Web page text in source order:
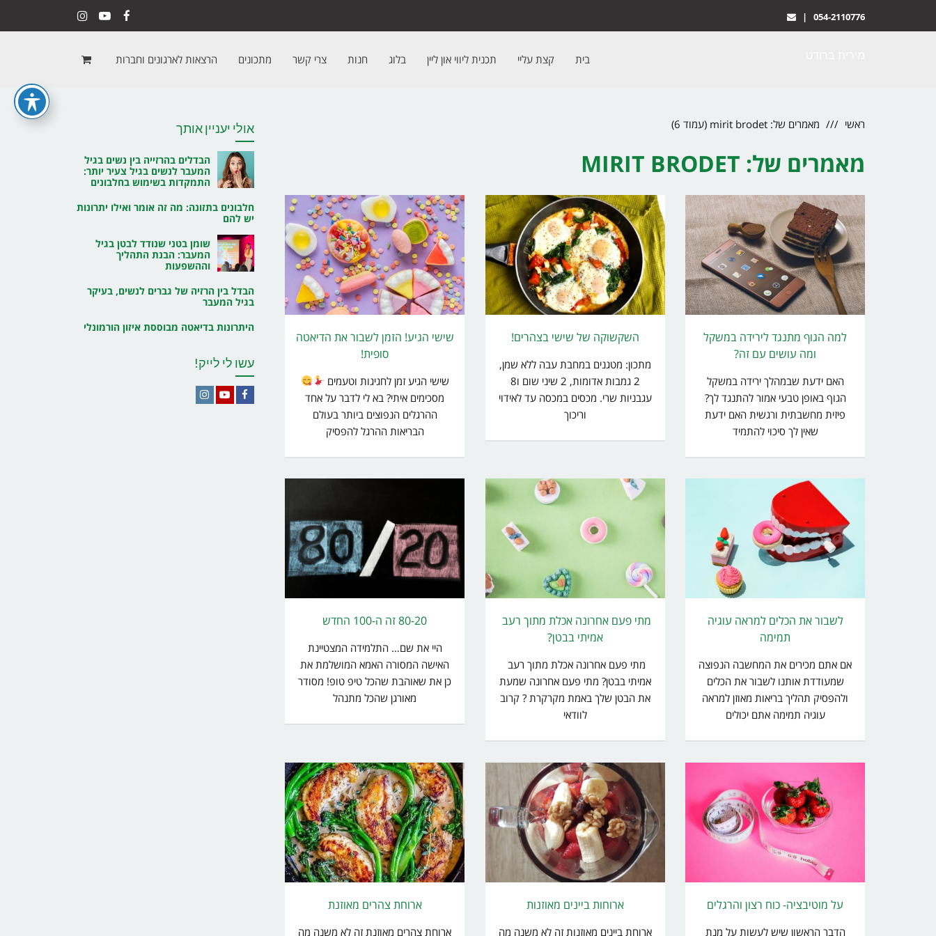
054-2110776
|
בית קצת עליי תכנית ליווי און ליין בלוג חנות צרי קשר מתכונים הרצאות לארגונים וחברות
ראשי מאמרים של: mirit brodet (עמוד 6)
מאמרים של: MIRIT BRODET
למה הגוף מתנגד לירידה במשקל
ומה עושים עם זה?
האם ידעת שבמהלך ירידה במשקל
הגוף באופן טבעי אמור להתנגד לך?
פיזית מחשבתית ורגשית האם ידעת
שאין לך סיכוי להתמיד
השקשוקה של שישי בצהרים!
מתכון: מטגנים במחבת עבה ללא שמן,
2 גמבות אדומות, 2 שיני שום ו8
עגבניות שרי. מכסים במכסה עד לאידוי
וריכוך
שישי הגיע! הזמן לשבור את הדיאטה
סופית!
שישי הגיע זמן לחגיגות וטעמים
מסכימים איתי? בא לי לדבר על אחד
ההרגלים הנפוצים ביותר בעולם
הבריאות ההרגל להפסיק
לשבור את הכלים למראה עוגיה
תמימה
אם אתם מכירים את המחשבה הנפוצה
שמעודדת אותנו לשבור את הכלים
ולהפסיק תהליך בריאות מאוזן למראה
עוגיה תמימה אתם יכולים
מתי פעם אחרונה אכלת מתוך רעב
אמיתי בבטן?
מתי פעם אחרונה אכלת מתוך רעב
אמיתי בבטן? מתי פעם אחרונה שמעת
את הבטן שלך באמת מקרקרת ? קרוב
לוודאי
80-20 זה ה-100 החדש
היי את שם… התלמידה המצטיינת
האישה המסורה האמא המושלמת את
כן את שאוהבת שהכל טיפ טופ! מסודר
מאורגן שהכל מתנהל
על מוטיבציה- כוח רצון והרגלים
הדבר הראשון שיש לעשות על מנת
ארוחות ביינים מאוזנות
ארוחת ביינים מאוזנות זה לא משנה מה
ארוחת צהרים מאוזנת
ארוחת צהרים מאוזנת זה לא משנה מה
אולי יעניין אותך
הבדלים בהרזייה בין נשים בגיל
המעבר לנשים בגיל צעיר יותר:
התמקדות בשימוש בחלבונים
חלבונים בתזונה: מה זה אומר ואילו יתרונות
יש להם
שומן בטני שנודד לבטן בגיל
המעבר: הבנת התהליך
וההשפעות
הבדל בין הרזיה של גברים לנשים, בעיקר
בגיל המעבר
היתרונות בדיאטה מבוססת איזון הורמונלי
עשו לי לייק!